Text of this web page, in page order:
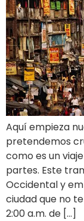
Aquí empieza
pretendemos
como es un
partes. Este
Occidental y
ciudad que no
2:00 a.m. de […]